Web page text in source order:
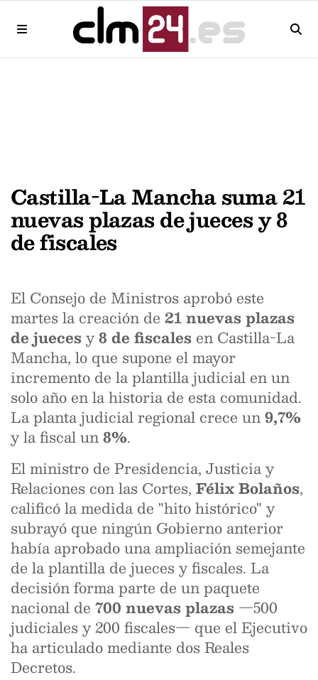
Castilla-La Mancha suma 21
nuevas plazas de jueces y 8
de fiscales
El Consejo de Ministros aprobó este
martes la creación de 21 nuevas plazas
de jueces y8 de fiscales en Castilla-La
Mancha, lo que supone el mayor
incremento de la plantilla judicial en un
solo año en la historia de esta comunidad.
La planta judicial regional crece un9,7%
y la fiscal un8%.
El ministro de Presidencia, Justicia y
Relaciones con las Cortes, Félix Bolaños,
calificó la medida de "hito histórico" y
subrayó que ningún Gobierno anterior
había aprobado una ampliación semejante
de la plantilla de jueces y fiscales. La
decisión forma parte de un paquete
nacional de 700 nuevas plazas —500
judiciales y 200 fiscales— que el Ejecutivo
ha articulado mediante dos Reales
Decretos.